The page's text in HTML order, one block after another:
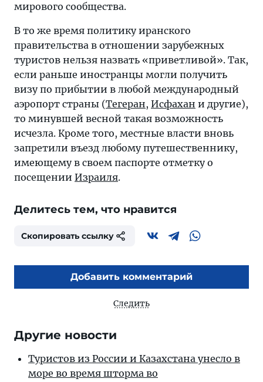
мирового сообщества.
В то же время политику иранского
правительства в отношении зарубежных
туристов нельзя назвать «приветливой». Так,
если раньше иностранцы могли получить
визу по прибытии в любой международный
аэропорт страны (Тегеран, Исфахан и другие),
то минувшей весной такая возможность
исчезла. Кроме того, местные власти вновь
запретили въезд любому путешественнику,
имеющему в своем паспорте отметку о
посещении Израиля.
Делитесь тем, что нравится
Скопировать ссылку
Добавить комментарий
Следить
Другие новости
Туристов из России и Казахстана унесло в
море во время шторма во